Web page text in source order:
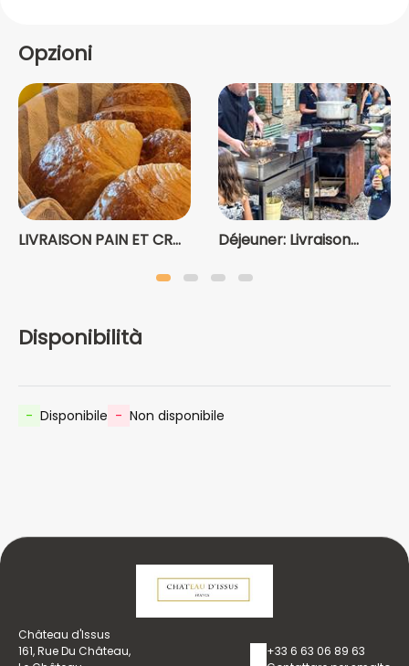
Opzioni
LIVRAISON PAIN ET CR... Déjeuner: Livraison...
Disponibilità
- Disponibile - Non disponibile
Château d'Issus
161, Rue Du Château,
+33 6 63 06 89 63